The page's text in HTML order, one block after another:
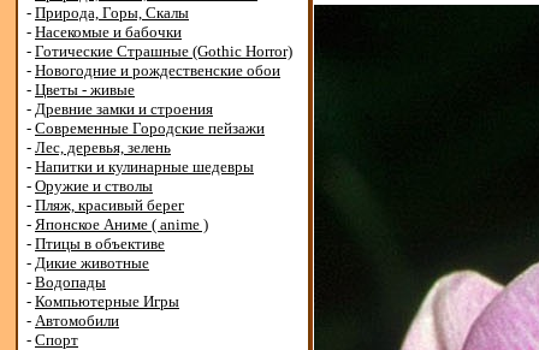
- Природа, Горы, Скалы
- Насекомые и бабочки
- Готические Страшные (Gothic Horror)
- Новогодние и рождественские обои
- Цветы - живые
- Древние замки и строения
- Современные Городские пейзажи
- Лес, деревья, зелень
- Напитки и кулинарные шедевры
- Оружие и стволы
- Пляж, красивый берег
- Японское Аниме ( anime )
- Птицы в объективе
- Дикие животные
- Водопады
- Компьютерные Игры
- Автомобили
- Спорт